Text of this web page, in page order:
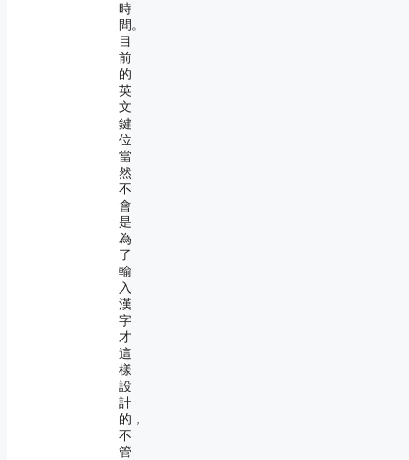
時
間。
目
前
的
英
文
鍵
位
當
然
不
會
是
為
了
輸
入
漢
字
才
這
樣
設
計
的，
不
管